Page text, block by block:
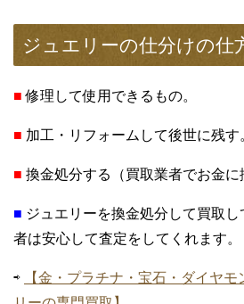
ジュエリーの仕分けの仕
■ 修理して使用できるもの。
■ 加工・リフォームして後世に残す
■ 換金処分する（買取業者でお金に
■ ジュエリーを換金処分して買取
者は安心して査定をしてくれます。
⇨
【金・プラチナ・宝石・ダイヤ